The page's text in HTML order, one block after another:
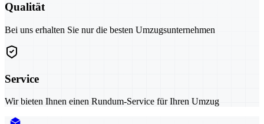
Qualität
Bei uns erhalten Sie nur die besten Umzugsunternehmen
Service
Wir bieten Ihnen einen Rundum-Service für Ihren Umzug